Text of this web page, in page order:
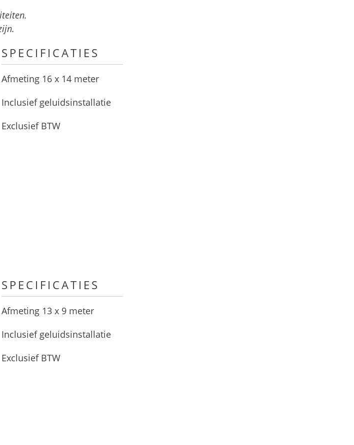
SPECIFICATIES
Afmeting 16 x 14 meter
Inclusief geluidsinstallatie
Exclusief BTW
SPECIFICATIES
Afmeting 13 x 9 meter
Inclusief geluidsinstallatie
Exclusief BTW